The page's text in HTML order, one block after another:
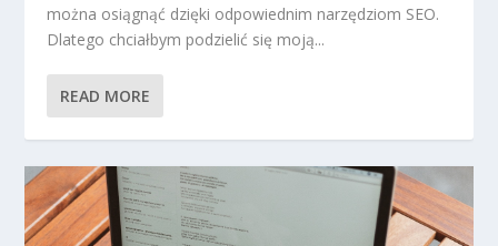
można osiągnąć dzięki odpowiednim narzędziom SEO.
Dlatego chciałbym podzielić się moją...
READ MORE